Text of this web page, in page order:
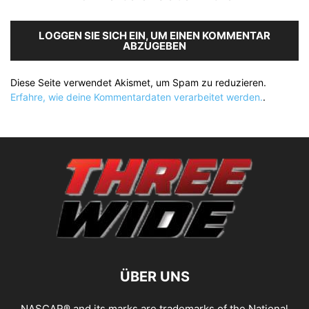
LOGGEN SIE SICH EIN, UM EINEN KOMMENTAR
ABZUGEBEN
Diese Seite verwendet Akismet, um Spam zu reduzieren.
Erfahre, wie deine Kommentardaten verarbeitet werden..
ÜBER UNS